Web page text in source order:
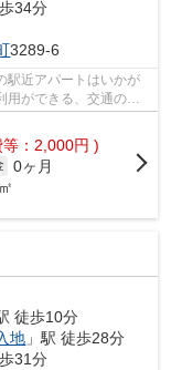
34分
3289-6
駅近アパートはいかが
用ができる、交通の便
：2,000円 )
0ヶ月
徒歩10分
地 」駅 徒歩28分
31分